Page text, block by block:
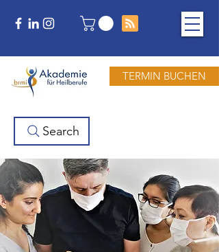
TERMIN BUCHEN
Search